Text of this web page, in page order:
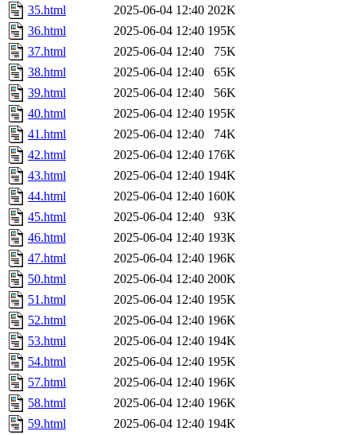
35.html
2025-06-04 12:40 202K
36.html
2025-06-04 12:40 195K
37.html
2025-06-04 12:40
75K
38.html
2025-06-04 12:40
65K
39.html
2025-06-04 12:40
56K
40.html
2025-06-04 12:40 195K
41.html
2025-06-04 12:40
74K
42.html
2025-06-04 12:40 176K
43.html
2025-06-04 12:40 194K
44.html
2025-06-04 12:40 160K
45.html
2025-06-04 12:40
93K
46.html
2025-06-04 12:40 193K
47.html
2025-06-04 12:40 196K
50.html
2025-06-04 12:40 200K
51.html
2025-06-04 12:40 195K
52.html
2025-06-04 12:40 196K
53.html
2025-06-04 12:40 194K
54.html
2025-06-04 12:40 195K
57.html
2025-06-04 12:40 196K
58.html
2025-06-04 12:40 196K
59.html
2025-06-04 12:40 194K